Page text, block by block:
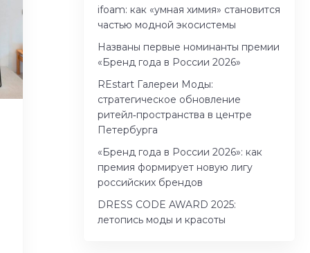
ifoam: как «умная химия» становится
частью модной экосистемы
Названы первые номинанты премии
«Бренд года в России 2026»
REstart Галереи Моды:
стратегическое обновление
ритейл‑пространства в центре
Петербурга
«Бренд года в России 2026»: как
премия формирует новую лигу
российских брендов
DRESS CODE AWARD 2025:
летопись моды и красоты